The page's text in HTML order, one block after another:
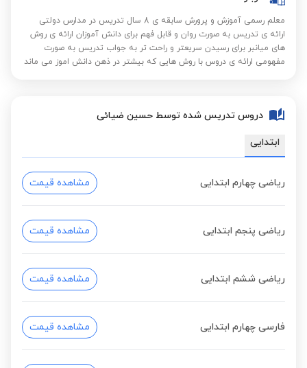
معلم رسمی آموزش و پرورش سابقه ی 8 سال تدریس در مدارس دولتی
ارائه ی تدریس به صورت روان و قابل فهم برای دانش آموزان ارائه ی روش
های میانبر برای رسیدن سریعتر و راحت تر به جواب تدریس به صورت
مفهومی ارائه ی دروس با روش هایی که بیشتر در ذهن دانش اموز می ماند
دروس تدریس شده توسط حسین ضیائی
ابتدایی
ریاضی چهارم ابتدایی مشاهده قیمت
ریاضی پنجم ابتدایی مشاهده قیمت
ریاضی ششم ابتدایی مشاهده قیمت
فارسی چهارم ابتدایی مشاهده قیمت